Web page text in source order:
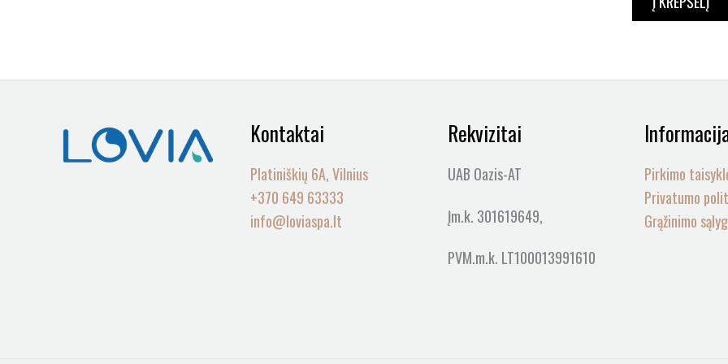
Kontaktai
Platiniškių 6A, Vilnius
+370 649 63333
info@loviaspa.lt
Rekvizitai
UAB Oazis-AT
Įm.k. 301619649,
PVM.m.k. LT100013991610
Pirkimo
Privatumo
Grąžinimo